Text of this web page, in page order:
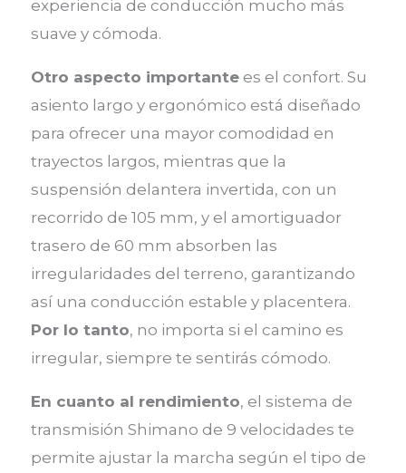
experiencia de conducción mucho más
suave y cómoda.
Otro aspecto importante es el confort. Su
asiento largo y ergonómico está diseñado
para ofrecer una mayor comodidad en
trayectos largos, mientras que la
suspensión delantera invertida, con un
recorrido de 105 mm, y el amortiguador
trasero de 60 mm absorben las
irregularidades del terreno, garantizando
así una conducción estable y placentera.
Por lo tanto, no importa si el camino es
irregular, siempre te sentirás cómodo.
En cuanto al rendimiento, el sistema de
transmisión Shimano de 9 velocidades te
permite ajustar la marcha según el tipo de